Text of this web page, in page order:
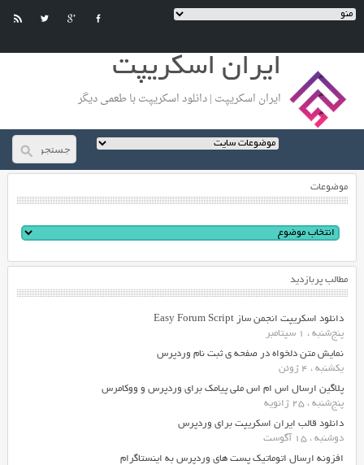
ایران اسکریپت
ایران اسکریپت | دانلود اسکریپت با طعمی دیگر
موضوعات
مطالب پربازدید
دانلود اسکریپت انجمن ساز Easy Forum Script
پنج‌شنبه ، 1 سپتامبر
نمایش متن دلخواه در صفحه ی ثبت نام وردپرس
یکشنبه ، 4 ژوئن
پلاگین ارسال اس ام اس ملی پیامک برای وردپرس و ووکامرس
پنج‌شنبه ، 25 ژانویه
دانلود قالب ایران اسکریپت برای وردپرس
دوشنبه ، 15 آگوست
افزونه ارسال اتوماتیک پست های وردپرس به اینستاگرام